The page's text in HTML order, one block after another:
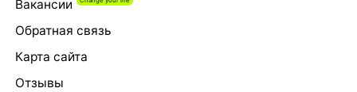
Вакансии
Обратная связь
Карта сайта
Отзывы